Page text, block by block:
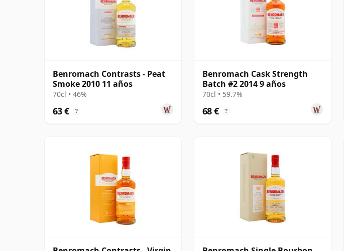
Benromach Contrasts - Peat
Smoke 2010 11 años
70cl • 46%
63 € ?
Benromach Cask Strength
Batch #2 2014 9 años
70cl • 59.7%
68 € ?